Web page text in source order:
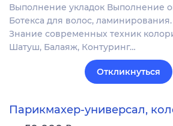
Выполнение укладок Выполнение
Ботекса для волос,
Знание современных техник
Шатуш, Балаяж, Контуринг…
Откликнуться
Парикмахер-универсал,